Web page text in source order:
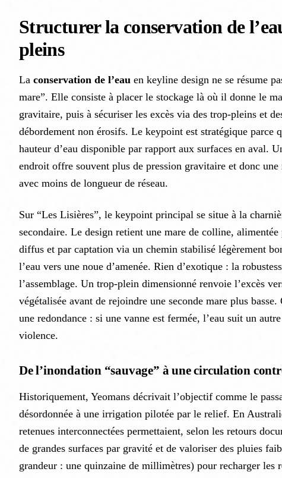
Structurer la conservation de
pleins
La conservation de l’eau en keyline design ne se résume
mare”. Elle consiste à placer le stockage là où il donne le
gravitaire, puis à sécuriser les excès via des trop-pleins et
débordement non érosifs. Le keypoint est stratégique parce
hauteur d’eau disponible par rapport aux surfaces en aval.
endroit offre souvent plus de pression gravitaire et donc une
avec moins de longueur de réseau.
Sur “Les Lisières”, le keypoint principal se situe à la
secondaire. Le design retient une mare de colline,
diffus et par captation via un chemin stabilisé légèrement
l’eau vers une noue d’amenée. Rien d’exotique : la
l’assemblage. Un trop-plein dimensionné renvoie l’excès
végétalisée avant de rejoindre une seconde mare plus basse.
une redondance : si une vanne est fermée, l’eau suit un
violence.
De l’inondation “sauvage” à une circulation
Historiquement, Yeomans décrivait l’objectif comme le
désordonnée à une irrigation pilotée par le relief. En
retenues interconnectées permettaient, selon les retours
de grandes surfaces par gravité et de valoriser des pluies
grandeur : une quinzaine de millimètres) pour recharger les